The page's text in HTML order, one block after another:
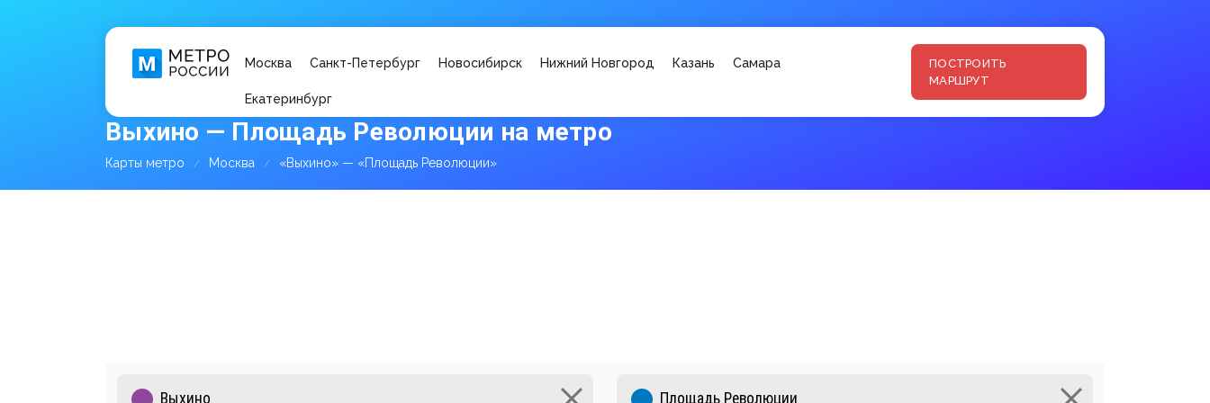
Москва Санкт-Петербург Новосибирск Нижний Новгород Казань Самара
Екатеринбург
ПОСТРОИТЬ
МАРШРУТ
Выхино — Площадь Революции на метро
Карты метро Москва «Выхино» — «Площадь Революции»